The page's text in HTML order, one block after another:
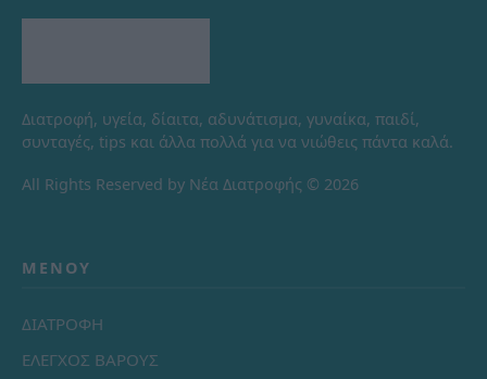
Διατροφή, υγεία, δίαιτα, αδυνάτισμα, γυναίκα, παιδί,
συνταγές, tips και άλλα πολλά για να νιώθεις πάντα καλά.
All Rights Reserved by Νέα Διατροφής © 2026
ΜΕΝΟΎ
ΔΙΑΤΡΟΦΗ
ΕΛΕΓΧΟΣ ΒΑΡΟΥΣ